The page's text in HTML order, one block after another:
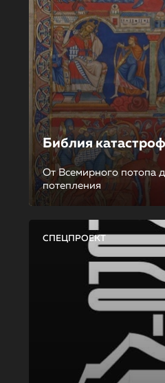
Библия катастроф
От Всемирного потопа
потепления
СПЕЦПРОЕКТ